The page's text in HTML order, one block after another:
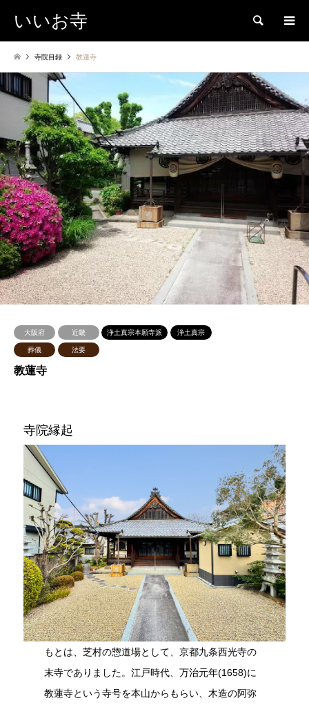
いいお寺 検索
寺院目録 教蓮寺
大阪府 近畿 浄土真宗本願寺派 浄土真宗
葬儀 法要
教蓮寺
寺院縁起
もとは、芝村の惣道場として、京都九条西光寺の
末寺でありました。江戸時代、万治元年(1658)に
教蓮寺という寺号を本山からもらい、木造の阿弥